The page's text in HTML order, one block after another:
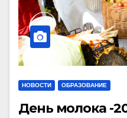
НОВОСТИ ОБРАЗОВАНИЕ
День молока -